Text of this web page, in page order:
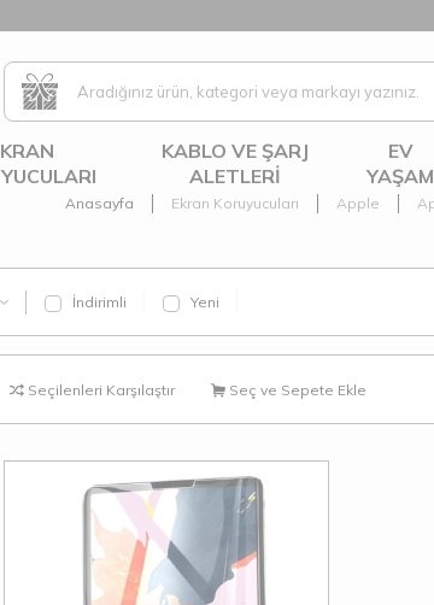
KABLO VE ŞARJ
ALETLERI
EV
YAŞAM
Anasayfa Ekran Koruyucuları Apple
İndirimli Yeni
Seçilenleri Karşılaştır Seç ve Sepete Ekle